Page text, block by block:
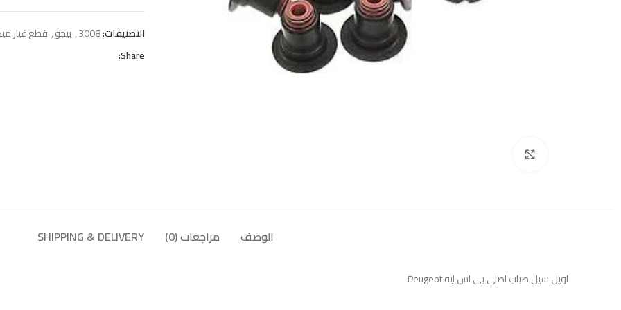
التصنيفات:3008
, بيجو, قطع غيار
Share:
الوصف مراجعات (0) SHIPPING & DELIVERY
اويل سيل صباب اصلي بي اس ايه Peugeot